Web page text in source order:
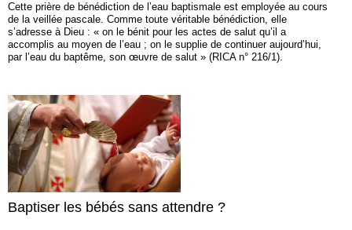
Cette prière de bénédiction de l’eau baptismale est employée au cours
de la veillée pascale. Comme toute véritable bénédiction, elle
s’adresse à Dieu : « on le bénit pour les actes de salut qu’il a
accomplis au moyen de l’eau ; on le supplie de continuer aujourd’hui,
par l’eau du baptême, son œuvre de salut » (RICA n° 216/1).
Baptiser les bébés sans attendre ?